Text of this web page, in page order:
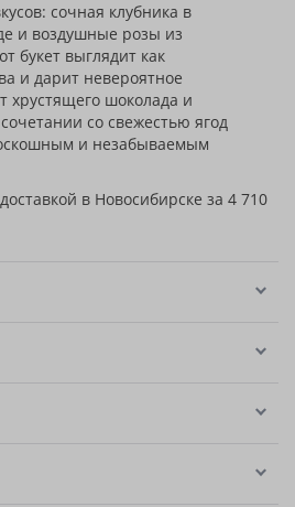
сочная клубника в
и воздушные розы из
букет выглядит как
и дарит невероятное
хрустящего шоколада и
со свежестью ягод
и незабываемым
в Новосибирске за 4 710